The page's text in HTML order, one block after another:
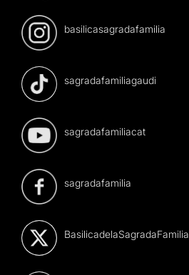
basilicasagradafamilia
sagradafamiliagaudi
sagradafamiliacat
sagradafamilia
BasilicadelaSagradaFamilia